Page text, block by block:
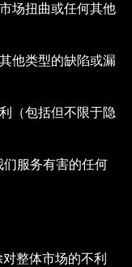
场扭曲或任何其他
他类型的缺陷或漏
（包括但不限于隐
服务有害的任何
整体市场的不利